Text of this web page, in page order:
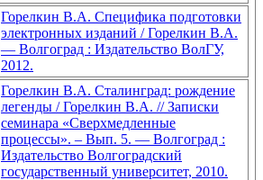
Горелкин В.А. Специфика подготовки
электронных изданий / Горелкин В.А.
— Волгоград : Издательство ВолГУ,
2012.
Горелкин В.А. Сталинград: рождение
легенды / Горелкин В.А. // Записки
семинара «Сверхмедленные
процессы». – Вып. 5. — Волгоград :
Издательство Волгоградский
государственный университет, 2010.